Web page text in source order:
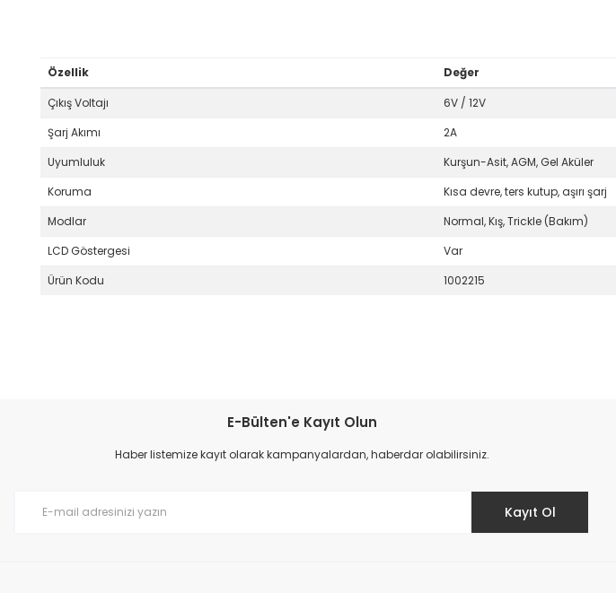
Özellik
Değer
Çıkış Voltajı
6V / 12V
Şarj Akımı
2A
Uyumluluk
Kurşun-Asit, AGM, Gel Aküler
Koruma
Kısa devre, ters kutup, aşırı şarj
Modlar
Normal, Kış, Trickle (Bakım)
LCD Göstergesi
Var
Ürün Kodu
1002215
Ürün resmi kalitesiz, bozuk veya görüntülenemiyor.
E-Bülten'e Kayıt Olun
Haber listemize kayıt olarak kampanyalardan, haberdar olabilirsiniz.
Kayıt Ol